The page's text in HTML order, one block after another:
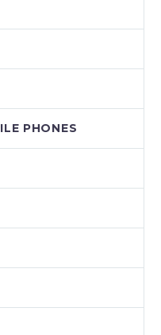
PHONES